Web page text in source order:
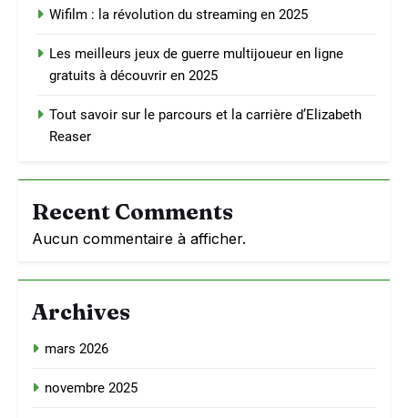
Wifilm : la révolution du streaming en 2025
Les meilleurs jeux de guerre multijoueur en ligne
gratuits à découvrir en 2025
Tout savoir sur le parcours et la carrière d’Elizabeth
Reaser
Recent Comments
Aucun commentaire à afficher.
Archives
mars 2026
novembre 2025